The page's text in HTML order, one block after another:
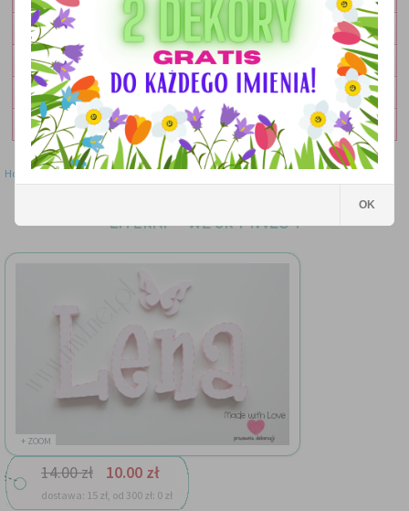
DODATKI
ZESTAWY
OKOLICZNOŚCIOWE
WYPRZEDAŻ
Home»Literki»Literki - wzór MWL89
Literki - wzór MWL89
+ ZOOM
14.00 zł 10.00 zł
dostawa: 15 zł, od 300 zł: 0 zł
OK